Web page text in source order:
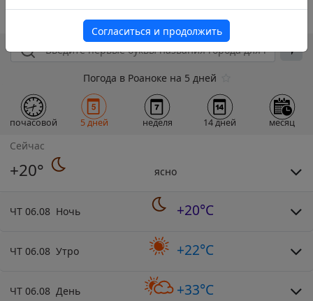
Погода в Роаноке на 5 дней
почасовой 5 дней неделя 14 дней месяц
Сейчас
+20° ясно
ЧТ 06.08 Ночь +20°C
ЧТ 06.08 Утро +22°C
ЧТ 06.08 День +33°C
Согласиться и продолжить